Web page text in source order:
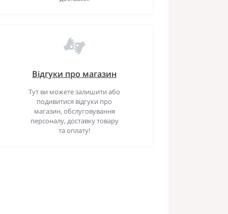
Відгуки про магазин
Тут ви можете залишити або
подивитися відгуки про
магазин, обслуговування
персоналу, доставку товару
та оплату!